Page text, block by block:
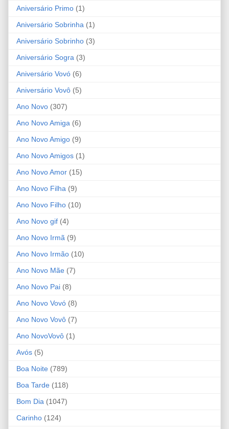
Aniversário Primo (1)
Aniversário Sobrinha (1)
Aniversário Sobrinho (3)
Aniversário Sogra (3)
Aniversário Vovó (6)
Aniversário Vovô (5)
Ano Novo (307)
Ano Novo Amiga (6)
Ano Novo Amigo (9)
Ano Novo Amigos (1)
Ano Novo Amor (15)
Ano Novo Filha (9)
Ano Novo Filho (10)
Ano Novo gif (4)
Ano Novo Irmã (9)
Ano Novo Irmão (10)
Ano Novo Mãe (7)
Ano Novo Pai (8)
Ano Novo Vovó (8)
Ano Novo Vovô (7)
Ano NovoVovô (1)
Avós (5)
Boa Noite (789)
Boa Tarde (118)
Bom Dia (1047)
Carinho (124)